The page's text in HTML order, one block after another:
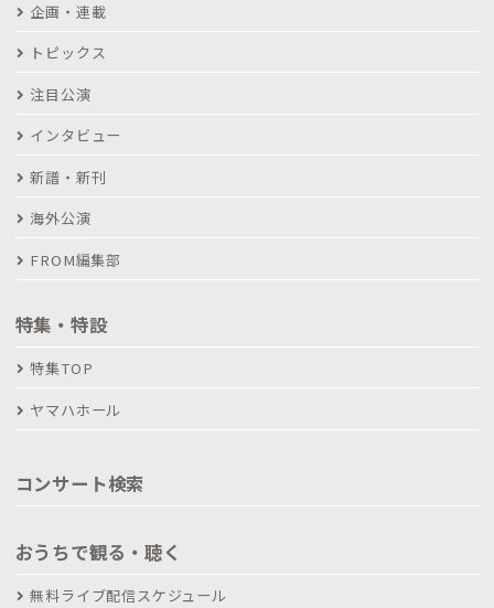
企画・連載
トピックス
注目公演
インタビュー
新譜・新刊
海外公演
FROM編集部
特集・特設
特集TOP
ヤマハホール
コンサート検索
おうちで観る・聴く
無料ライブ配信スケジュール